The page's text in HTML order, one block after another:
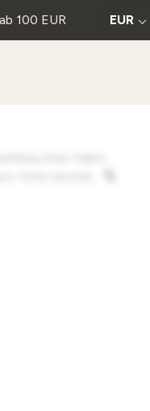
100 EUR EUR